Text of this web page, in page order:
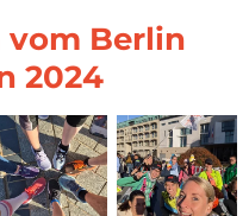
vom Berlin
2024